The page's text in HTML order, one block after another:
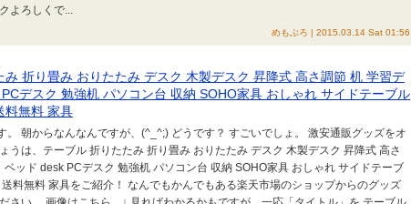
よろしくで...
めもぶろ | 2015.03.14 Sat 01:56
み 折り畳み おりたたみ デスク 木製デスク 昇降式 高さ調節 机 学習デ
デスク 勉強机 パソコン台 収納 SOHO家具 おしゃれ サイドテーブル
料無料 家具
。 朝からなんなんですが、(^_^;) どうです？ すごいでしょ。 激安通販グッズをオ
うは、テーブル 折りたたみ 折り畳み おりたたみ デスク 木製デスク 昇降式 高さ
ベッド desk PCデスク 勉強机 パソコン台 収納 SOHO家具 おしゃれ サイドテーブ
料無料 家具をご紹介！ なんでもかんでもある楽天市場のショップからのグッズ